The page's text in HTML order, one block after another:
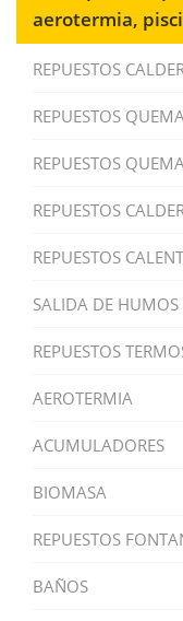
aerotermia,
REPUESTOS
REPUESTOS
REPUESTOS
REPUESTOS
REPUESTOS
SALIDA DE HUMOS
REPUESTOS
AEROTERMIA
ACUMULADORES
BIOMASA
REPUESTOS
BAÑOS